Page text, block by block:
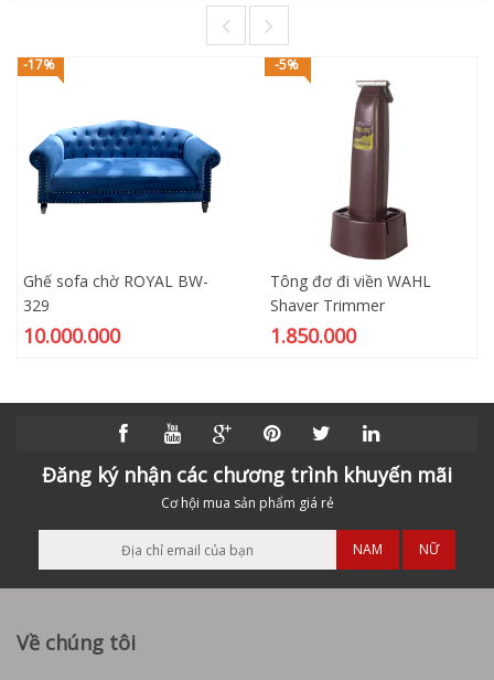
-17%
Ghế sofa chờ ROYAL BW-
329
10.000.000
-5%
Tông đơ đi viền WAHL
Shaver Trimmer
1.850.000
Đăng ký nhận các chương trình khuyến mãi
Cơ hội mua sản phẩm giá rẻ
NAM NỮ
Về chúng tôi